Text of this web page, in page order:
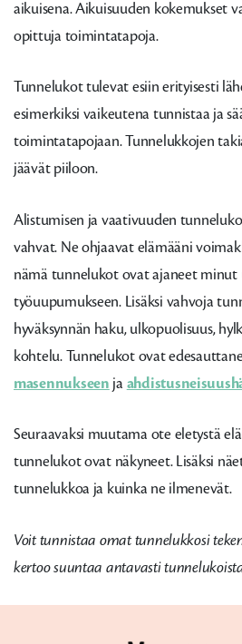
aikuisena. Aikuisuuden kokemukset
opittuja toimintatapoja.
Tunnelukot tulevat esiin erityisesti
esimerkiksi vaikeutena tunnistaa ja
toimintatapojaan. Tunnelukkojen
jäävät piiloon.
Alistumisen ja vaativuuden
vahvat. Ne ohjaavat elämääni
nämä tunnelukot ovat ajaneet minut
työuupumukseen. Lisäksi vahvoja
hyväksynnän haku, ulkopuolisuus,
kohtelu. Tunnelukot ovat
masennukseen ja
Seuraavaksi muutama ote eletystä
tunnelukot ovat näkyneet. Lisäksi
tunnelukkoa ja kuinka ne ilmenevät.
Voit tunnistaa omat tunnelukkosi
kertoo suuntaa antavasti